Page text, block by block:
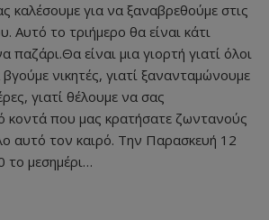
καλέσουμε για να ξαναβρεθούμε στις
Αυτό το τριήμερο θα είναι κάτι
παζάρι.Θα είναι μια γιορτή γιατί όλοι
νικητές, γιατί ξανανταμώνουμε
γιατί θέλουμε να σας
κοντά που μας κρατήσατε ζωντανούς
αυτό τον καιρό. Την Παρασκευή 12
το μεσημέρι…